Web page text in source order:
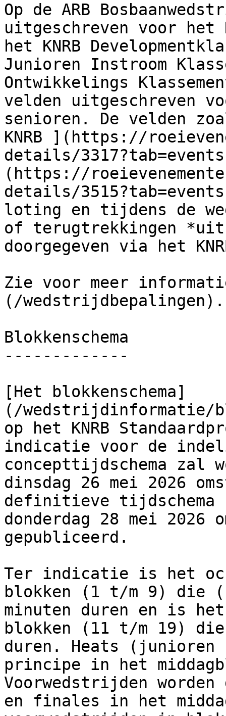
Op de ARB
uitgeschreven voor het
het KNRB
Junioren Instroom
Ontwikkelings
velden uitgeschreven
senioren. De velden
KNRB ](https://
details/
(https://
details/
loting en tijdens de
of terugtrekkingen
doorgegeven via het
Zie voor meer
(/wedstrijdbepalingen).
Blokkenschema
-------------
[Het blokkenschema]
(/wedstrijdinformatie/
op het KNRB
indicatie voor de
concepttijdschema zal
dinsdag 26 mei 2026
definitieve tijdschema
donderdag 28 mei 2026
gepubliceerd.
Ter indicatie is het
blokken (1 t/m 9) die
minuten duren en is
blokken (11 t/m 19)
duren. Heats
principe in het
Voorwedstrijden
en finales in het